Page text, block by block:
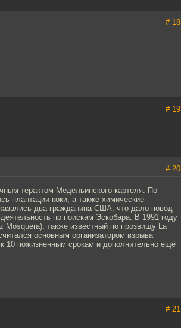
# 18
# 19
# 20
терактом Медельинского картеля. По
плантации коки, а также химические
два гражданина США, что дало повод
по поискам Эскобара. В 1991 году
также известный по прозвищу La
основным организатором взрыва
10 пожизненным срокам и дополнительно ещё
# 21